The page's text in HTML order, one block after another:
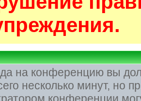
на конференцию вы
несколько минут, но
конференции